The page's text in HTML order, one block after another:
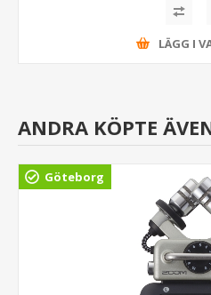
LÄGG I
ANDRA KÖPTE
Göteborg